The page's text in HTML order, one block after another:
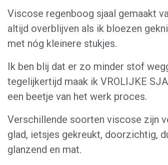
Viscose regenboog sjaal gemaakt
altijd overblijven als ik bloezen
met nóg kleinere stukjes.
Ik ben blij dat er zo minder stof
tegelijkertijd maak ik VROLIJKE
een beetje van het werk proces.
Verschillende soorten viscose zijn
glad, ietsjes gekreukt, doorzichtig,
glanzend en mat.